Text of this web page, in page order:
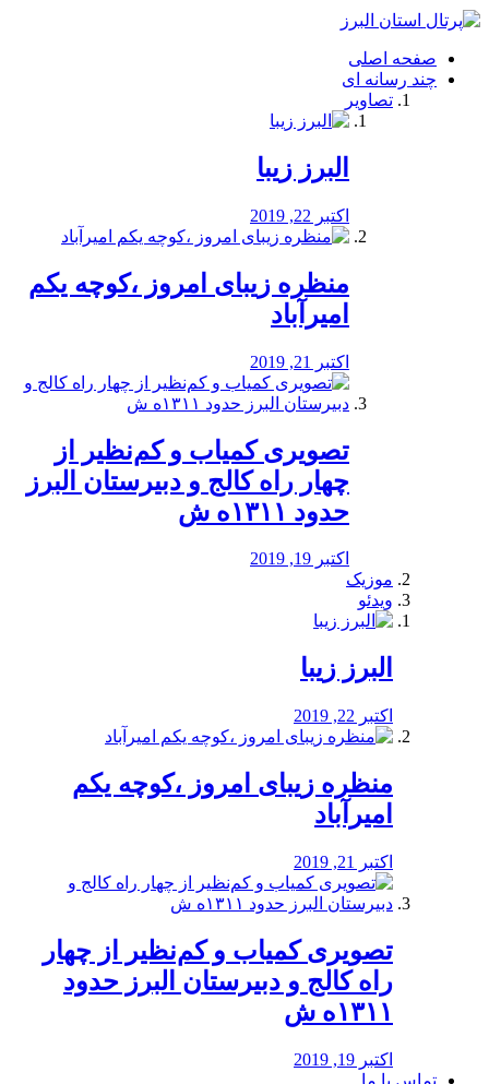
فصد
شرق
تهران
خشکشویی
صفحه اصلی
چند رسانه ای
تصاویر
البرز زیبا
اکتبر 22, 2019
منظره‌‌ زیبای امروز ،کوچه یکم
امیرآباد
اکتبر 21, 2019
️تصویری کمیاب و کم‌نظیر از
چهار راه كالج و دبيرستان البرز
حدود ۱۳۱۱ه ش
اکتبر 19, 2019
موزیک
ویدئو
البرز زیبا
اکتبر 22, 2019
منظره‌‌ زیبای امروز ،کوچه یکم
امیرآباد
اکتبر 21, 2019
️تصویری کمیاب و کم‌نظیر از چهار
راه كالج و دبيرستان البرز حدود
۱۳۱۱ه ش
اکتبر 19, 2019
تماس با ما